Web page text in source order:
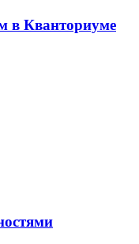
в Кванториуме